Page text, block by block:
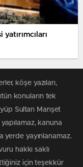
köşe yazıları,
konuların tek
Sultan Manşet
kanuna
yerde yayınlanamaz.
hakkı saklı
için teşekkür